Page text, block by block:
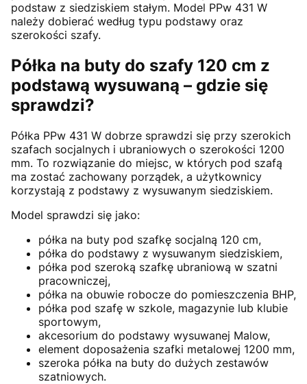
podstaw z siedziskiem stałym. Model PPw 431 W
należy dobierać według typu podstawy oraz
szerokości szafy.
Półka na buty do szafy 120 cm z
podstawą wysuwaną – gdzie się
sprawdzi?
Półka PPw 431 W dobrze sprawdzi się przy szerokich
szafach socjalnych i ubraniowych o szerokości 1200
mm. To rozwiązanie do miejsc, w których pod szafą
ma zostać zachowany porządek, a użytkownicy
korzystają z podstawy z wysuwanym siedziskiem.
Model sprawdzi się jako:
półka na buty pod szafkę socjalną 120 cm,
półka do podstawy z wysuwanym siedziskiem,
półka pod szeroką szafkę ubraniową w szatni
pracowniczej,
półka na obuwie robocze do pomieszczenia BHP,
półka pod szafę w szkole, magazynie lub klubie
sportowym,
akcesorium do podstawy wysuwanej Malow,
element doposażenia szafki metalowej 1200 mm,
szeroka półka na buty do dużych zestawów
szatniowych.